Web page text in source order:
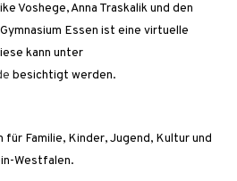
Voshege, Anna Traskalik und den
Essen ist eine virtuelle
kann unter
besichtigt werden.
Familie, Kinder, Jugend, Kultur und
Westfalen.